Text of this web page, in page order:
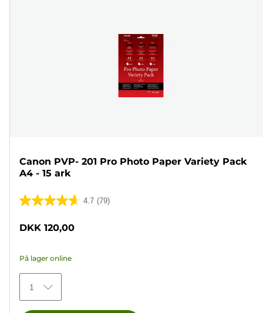
Canon PVP- 201 Pro Photo Paper Variety Pack
A4 - 15 ark
4.7 (79)
4.7
af
stjerner.
79
anmeldelser
DKK 120,00
På lager online
1